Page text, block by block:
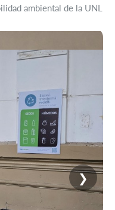
ambiental de la UNL
❯